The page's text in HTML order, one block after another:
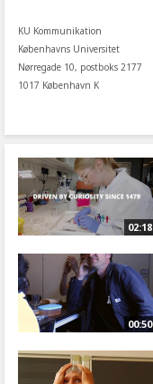
KU Kommunikation
Københavns Universitet
Nørregade 10, postboks 2177
1017 København K
02:18
00:50